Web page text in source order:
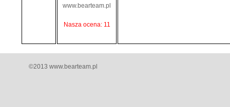
www.bearteam.pl
Nasza ocena: 11
©2013 www.bearteam.pl